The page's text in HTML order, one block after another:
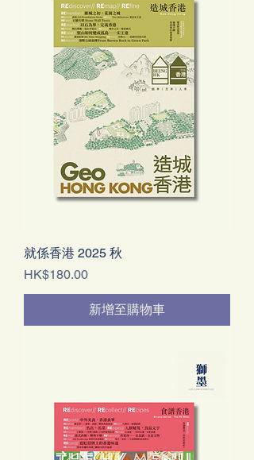
就係香港 2025 秋
價格
HK$180.00
新增至購物車